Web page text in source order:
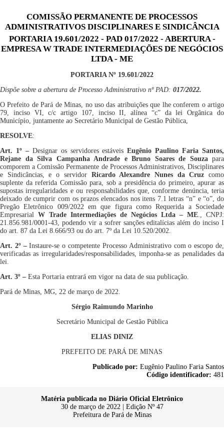
COMISSÃO PERMANENTE DE PROCESSOS
ADMINISTRATIVOS DISCIPLINARES E SINDICÂNCIA
PORTARIA 19.601/2022 - PAD 017/2022 - ABERTURA -
EMPRESA W TRADE INTERMEDIAÇÕES DE NEGÓCIOS
LTDA - ME
PORTARIA Nº 19.601/2022
Dispõe sobre a abertura de ProcessoAdministrativo nº PAD: 017/2022.
O Prefeito de Pará de Minas, no uso das atribuições que lhe conferem o artigo
79, inciso VI, c/c artigo 107, inciso II, alínea “c” da lei Orgânica do
Município, juntamente ao Secretário Municipal de Gestão Pública,
RESOLVE:
Art. 1º – Designar os servidores estáveis Eugênio Paulino Faria Santos,
Rejane da Silva Campanha Andrade e Bruno Soares de Souza para
comporem a Comissão Permanente de Processos Administrativos, Disciplinares
e Sindicâncias,
eo servidorRicardo Alexandre Nunes da Cruz
como
suplente da referida Comissão para, sob a presidência do primeiro, apurar as
supostas irregularidades e ou responsabilidades que,conforme denúncia, teria
deixado decumprir com os prazos elencados nos itens 7.1letras “n” e “o”, do
Pregão Eletrônico 009/2022 em que figura como Requerida a Sociedade
Empresarial W Trade Intermediações de Negócios Ltda – ME., CNPJ:
21.856.981/0001-43, podendo vir a sofrer sanções editalícias além do inciso I
do art. 87 da Lei 8.666/93 ou do art. 7º da Lei 10.520/2002.
Art. 2º–Instaure-se o competente Processo Administrativo com o escopo de,
verificadas as irregularidades/responsabilidades, imponha-se as penalidades da
lei.
Art. 3º – Esta Portaria entrará em vigor na data de sua publicação.
Pará de Minas, MG, 22 de março de 2022.
Sérgio Raimundo Marinho
Secretário Municipal de Gestão Pública
ELIAS DINIZ
PREFEITO DE PARÁ DE MINAS
Publicado por: Eugênio Paulino Faria Santos
Código identificador: 481
Matéria publicada no Diário Oficial Eletrônico
30 de março de 2022 | Edição Nº 47
Prefeitura de Pará de Minas